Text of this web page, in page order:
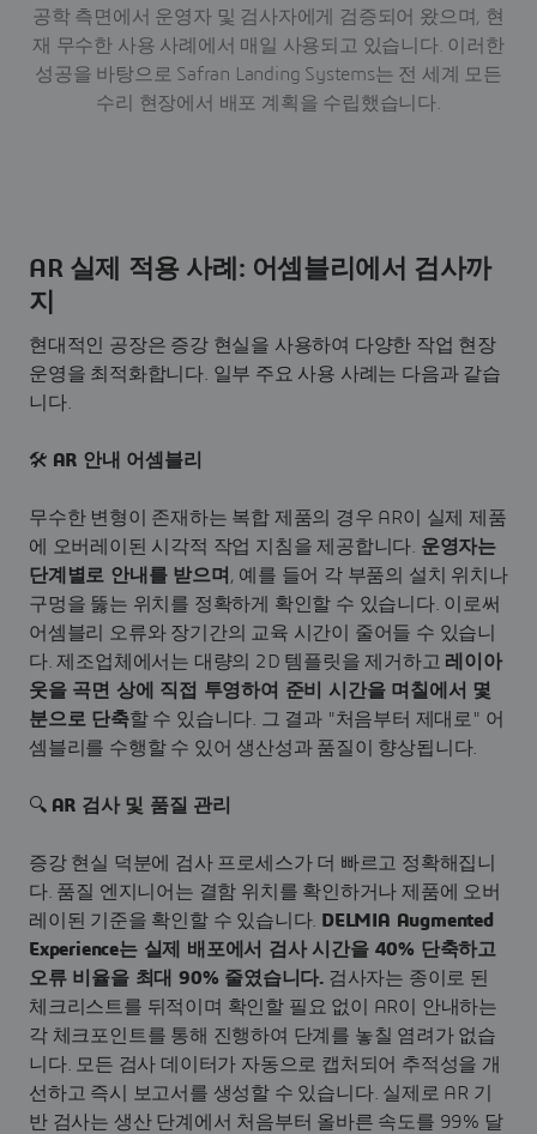
공학 측면에서 운영자 및 검사자에게 검증되어 왔으며, 현
재 무수한 사용 사례에서 매일 사용되고 있습니다. 이러한
성공을 바탕으로 Safran Landing Systems는 전 세계 모든
수리 현장에서 배포 계획을 수립했습니다.
AR 실제 적용 사례: 어셈블리에서 검사까
지
현대적인 공장은 증강 현실을 사용하여 다양한 작업 현장
운영을 최적화합니다. 일부 주요 사용 사례는 다음과 같습
니다.
🛠️ AR 안내 어셈블리
무수한 변형이 존재하는 복합 제품의 경우 AR이 실제 제품
에 오버레이된 시각적 작업 지침을 제공합니다. 운영자는
단계별로 안내를 받으며 , 예를 들어 각 부품의 설치 위치나
구멍을 뚫는 위치를 정확하게 확인할 수 있습니다. 이로써
어셈블리 오류와 장기간의 교육 시간이 줄어들 수 있습니
다. 제조업체에서는 대량의 2D 템플릿을 제거하고 레이아
웃을 곡면 상에 직접 투영하여 준비 시간을 며칠에서 몇
분으로 단축할 수 있습니다. 그 결과 "처음부터 제대로" 어
셈블리를 수행할 수 있어 생산성과 품질이 향상됩니다.
🔍 AR 검사 및 품질 관리
증강 현실 덕분에 검사 프로세스가 더 빠르고 정확해집니
다. 품질 엔지니어는 결함 위치를 확인하거나 제품에 오버
레이된 기준을 확인할 수 있습니다.
DELMIA Augmented
Experience는 실제 배포에서 검사 시간을 40% 단축하고
오류 비율을 최대 90% 줄였습니다. 검사자는 종이로 된
체크리스트를 뒤적이며 확인할 필요 없이 AR이 안내하는
각 체크포인트를 통해 진행하여 단계를 놓칠 염려가 없습
니다. 모든 검사 데이터가 자동으로 캡처되어 추적성을 개
선하고 즉시 보고서를 생성할 수 있습니다. 실제로 AR 기
반 검사는 생산 단계에서 처음부터 올바른 속도를 99% 달